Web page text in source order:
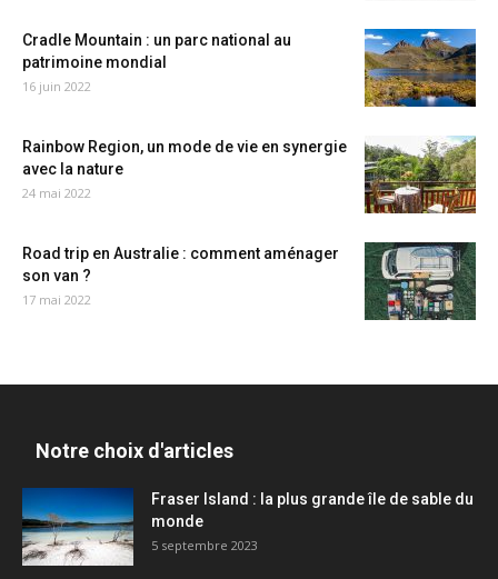
Cradle Mountain : un parc national au
patrimoine mondial
16 juin 2022
Rainbow Region, un mode de vie en synergie
avec la nature
24 mai 2022
Road trip en Australie : comment aménager
son van ?
17 mai 2022
Notre choix d'articles
Fraser Island : la plus grande île de sable du
monde
5 septembre 2023